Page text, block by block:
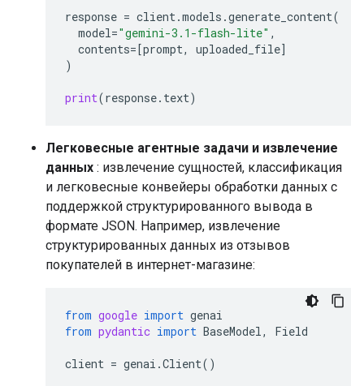
response = client.models .generate_content(
model="gemini-3.1-flash-lite" ,
contents=[prompt, uploaded_file]
)
print(response. text)
Легковесные агентные задачи и извлечение
данных : извлечение сущностей, классификация
и легковесные конвейеры обработки данных с
поддержкой структурированного вывода в
формате JSON. Например, извлечение
структурированных данных из отзывов
покупателей в интернет-магазине:
from google import genai
from pydantic import BaseModel, Field
client = genai .Client()